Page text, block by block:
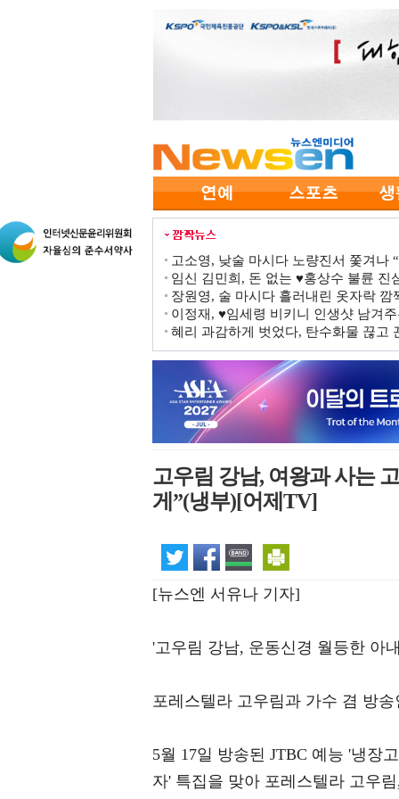
고소영, 낮술 마시다 노량진서 쫓겨나
임신 김민희, 돈 없는 ♥홍상수 불륜
장원영, 술 마시다 흘러내린 옷자락
이정재, ♥임세령 비키니 인생샷 남겨
혜리 과감하게 벗었다, 탄수화물 끊고
고우림 강남, 여왕과 사는
게”(냉부)[어제TV]
[뉴스엔 서유나 기자]
'고우림 강남, 운동신경 월등한 아
포레스텔라 고우림과 가수 겸 방
5월 17일 방송된 JTBC 예능 '냉장
자' 특집을 맞아 포레스텔라 고우